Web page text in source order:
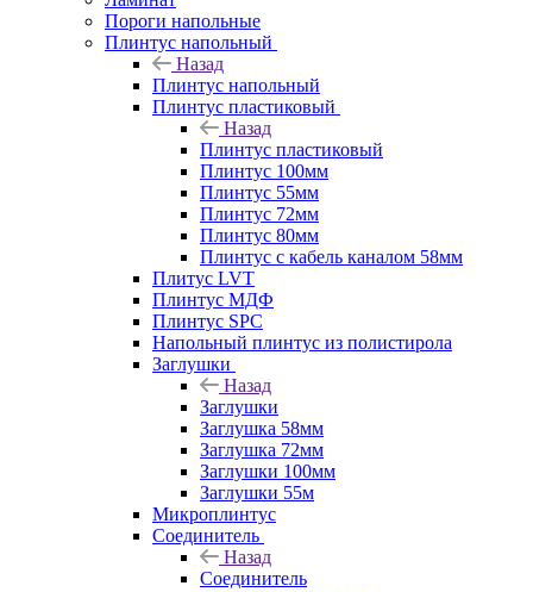
Пороги напольные
Плинтус напольный
Назад
Плинтус напольный
Плинтус пластиковый
Назад
Плинтус пластиковый
Плинтус 100мм
Плинтус 55мм
Плинтус 72мм
Плинтус 80мм
Плинтус с кабель каналом 58мм
Плитус LVT
Плинтус МДФ
Плинтус SPC
Напольный плинтус из полистирола
Заглушки
Назад
Заглушки
Заглушка 58мм
Заглушка 72мм
Заглушки 100мм
Заглушки 55м
Микроплинтус
Соединитель
Назад
Соединитель